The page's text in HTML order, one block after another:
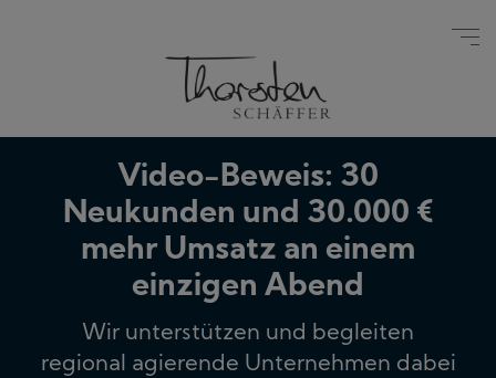
Video-Beweis: 30
Neukunden und 30.000 €
mehr Umsatz an einem
einzigen Abend
Wir unterstützen und begleiten
regional agierende Unternehmen dabei